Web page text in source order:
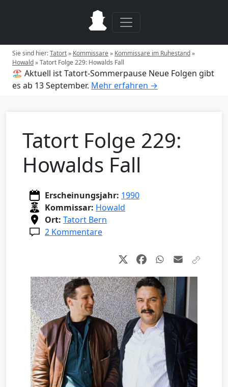
Sie sind hier:Tatort» Kommissare» Kommissare im Ruhestand»
Howald»Tatort Folge 229: Howalds Fall
🏖️ Aktuell ist Tatort-Sommerpause Neue Folgen gibt
es ab 13 September. Mehr erfahren →
Tatort Folge 229:
Howalds Fall
Erscheinungsjahr: 1990
Kommissar: Howald
Ort: Tatort Bern
2 Kommentare